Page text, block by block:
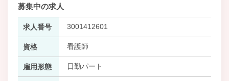
募集中の求人
求人番号 3001412601
資格 看護師
雇用形態 日勤パート